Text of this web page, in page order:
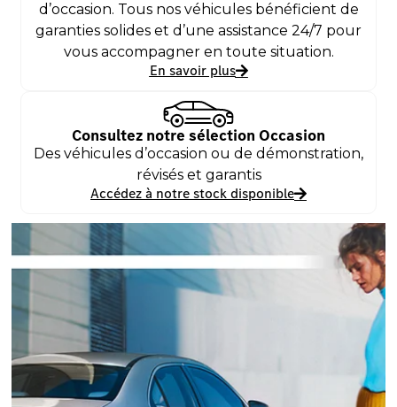
d’occasion. Tous nos véhicules bénéficient de
garanties solides et d’une assistance 24/7 pour
vous accompagner en toute situation.
En savoir plus
Consultez notre sélection Occasion
Des véhicules d’occasion ou de démonstration,
révisés et garantis
Accédez à notre stock disponible